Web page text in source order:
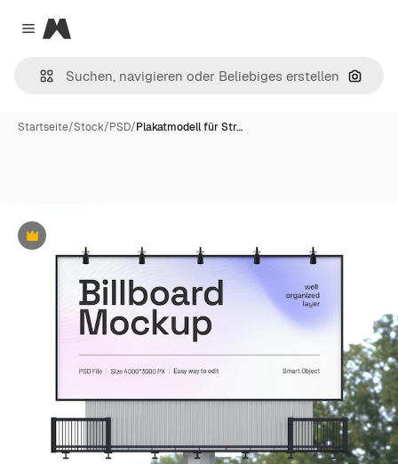
Close menu
Magnific
Nach
Startseite/Stock/PSD/Plakatmodell für Str…
Premium